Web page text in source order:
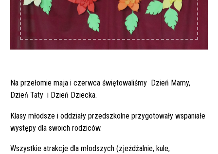
Na przełomie maja i czerwca świętowaliśmy Dzień Mamy,
Dzień Taty i Dzień Dziecka.
Klasy młodsze i oddziały przedszkolne przygotowały wspaniałe
występy dla swoich rodziców.
Wszystkie atrakcje dla młodszych (zjeżdżalnie, kule,